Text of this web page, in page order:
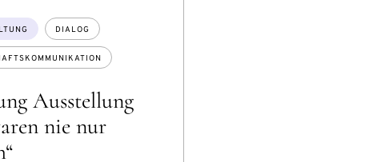
Ausstellung
nie nur
DIALOG